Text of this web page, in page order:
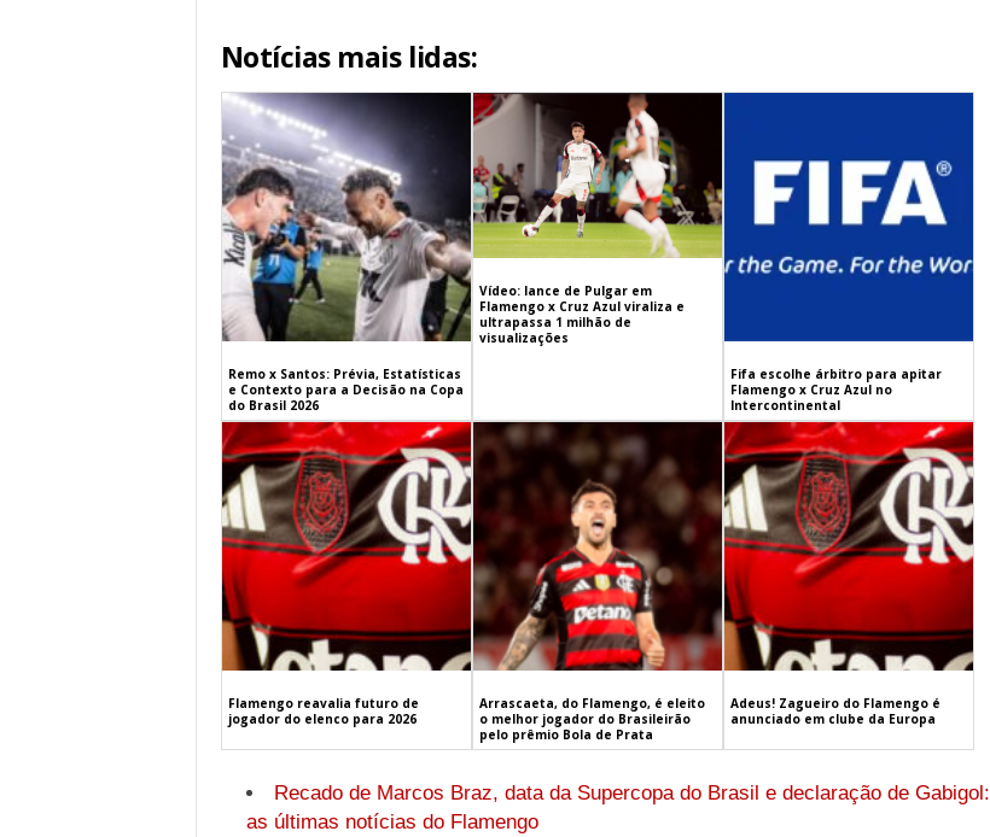
Notícias mais lidas:
Remo x Santos: Prévia, Estatísticas
e Contexto para a Decisão na Copa
do Brasil 2026
Vídeo: lance de Pulgar em
Flamengo x Cruz Azul viraliza e
ultrapassa 1 milhão de
visualizações
Fifa escolhe árbitro para apitar
Flamengo x Cruz Azul no
Intercontinental
Flamengo reavalia futuro de
jogador do elenco para 2026
Arrascaeta, do Flamengo, é eleito
o melhor jogador do Brasileirão
pelo prêmio Bola de Prata
Adeus! Zagueiro do Flamengo é
anunciado em clube da Europa
Recado de Marcos Braz, data da Supercopa do Brasil e declaração de Gabigol:
as últimas notícias do Flamengo